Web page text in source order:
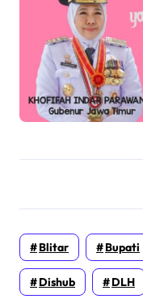
Blitar Bupati
Dishub DLH